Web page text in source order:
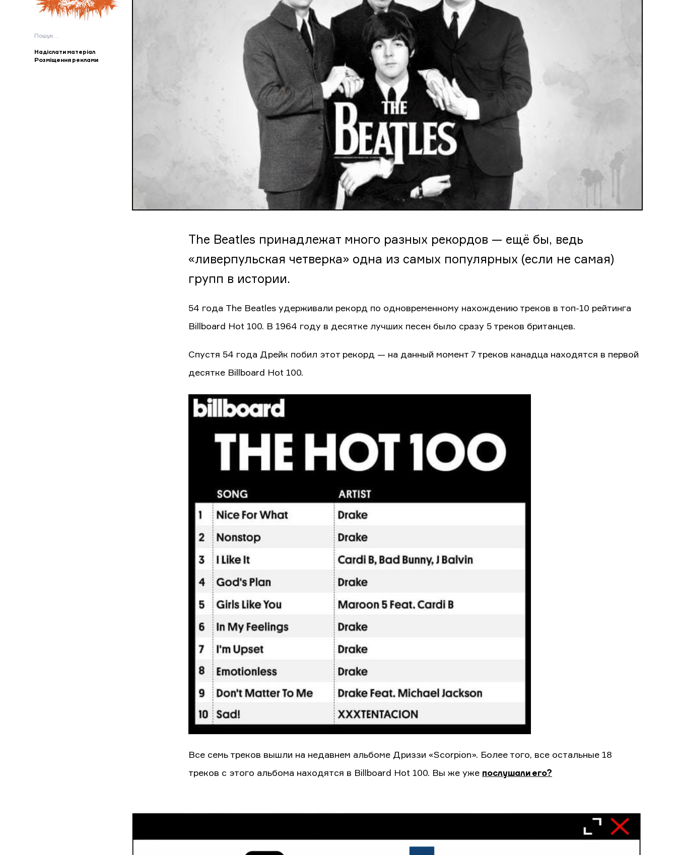
Пошук:
Надіслати матеріал
Розміщення реклами
The Beatles принадлежат много разных рекордов — ещё бы, ведь
«ливерпульская четверка» одна из самых популярных (если не самая)
групп в истории.
54 года The Beatles удерживали рекорд по одновременному нахождению треков в топ-10 рейтинга
Billboard Hot 100. В 1964 году в десятке лучших песен было сразу 5 треков британцев.
Спустя 54 года Дрейк побил этот рекорд — на данный момент 7 треков канадца находятся в первой
десятке Billboard Hot 100.
Все семь треков вышли на недавнем альбоме Дриззи «Scorpion». Более того, все остальные 18
треков с этого альбома находятся в Billboard Hot 100. Вы же уже послушали его?